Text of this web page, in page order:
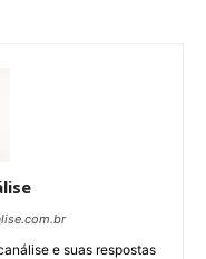
e suas respostas